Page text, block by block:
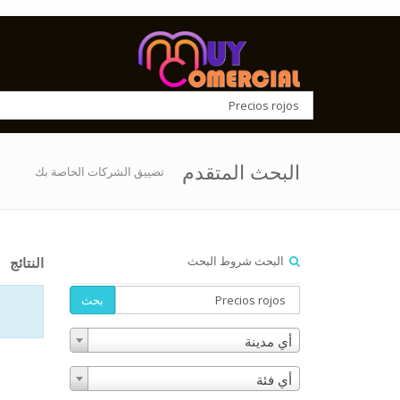
البحث المتقدم تضييق الشركات الخاصة بك
البحث شروط البحث
بحث
أي مدينة
أي فئة
النتائج